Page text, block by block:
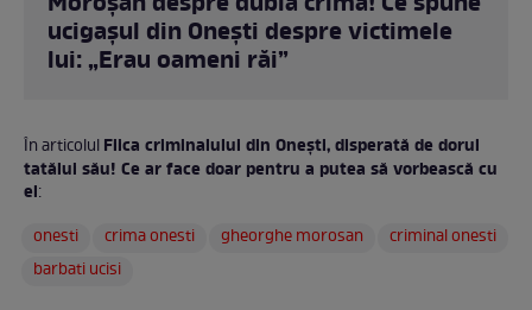
ucigașul din Onești despre victimele
lui: „Erau oameni răi”
În articolulFiica criminalului din Onești, disperată de dorul
tatălui său! Ce ar face doar pentru a putea să vorbească cu
el:
onesti
crima onesti gheorghe morosan
criminal onesti
barbati ucisi